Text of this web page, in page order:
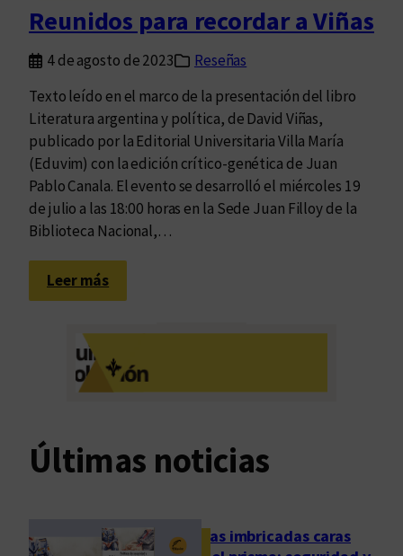
Reunidos para recordar a Viñas
4 de agosto de 2023
Reseñas
Texto leído en el marco de la presentación del libro
Literatura argentina y política, de David Viñas,
publicado por la Editorial Universitaria Villa María
(Eduvim) con la edición crítico-genética de Juan
Pablo Canala. El evento se desarrolló el miércoles 19
de julio a las 18:00 horas en la Sede Juan Filloy de la
Biblioteca Nacional,…
Leer más:
R
n
i
s
r
a
Últimas noticias
Las imbricadas caras